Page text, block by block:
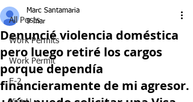
All Posts
Work Permits
Work Permit
E-2
Denuncié violencia doméstica
pero luego retiré los cargos
porque dependía
financieramente de mi agresor.
Marc Santamaria
9 mar